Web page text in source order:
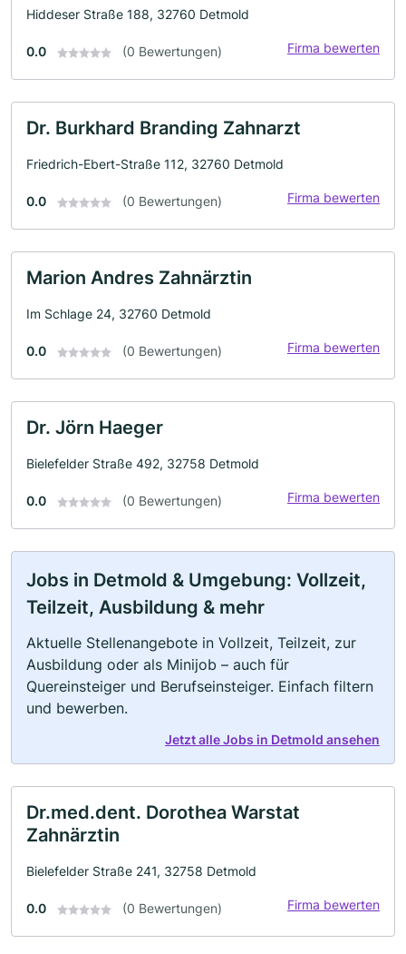
Hiddeser Straße 188, 32760 Detmold
0.0 (0 Bewertungen) Firma bewerten
Dr. Burkhard Branding Zahnarzt
Friedrich-Ebert-Straße 112, 32760 Detmold
0.0 (0 Bewertungen) Firma bewerten
Marion Andres Zahnärztin
Im Schlage 24, 32760 Detmold
0.0 (0 Bewertungen) Firma bewerten
Dr. Jörn Haeger
Bielefelder Straße 492, 32758 Detmold
0.0 (0 Bewertungen) Firma bewerten
Jobs in Detmold & Umgebung: Vollzeit,
Teilzeit, Ausbildung & mehr
Aktuelle Stellenangebote in Vollzeit, Teilzeit, zur
Ausbildung oder als Minijob – auch für
Quereinsteiger und Berufseinsteiger. Einfach filtern
und bewerben.
Jetzt alle Jobs in Detmold ansehen
Dr.med.dent. Dorothea Warstat
Zahnärztin
Bielefelder Straße 241, 32758 Detmold
0.0 (0 Bewertungen) Firma bewerten